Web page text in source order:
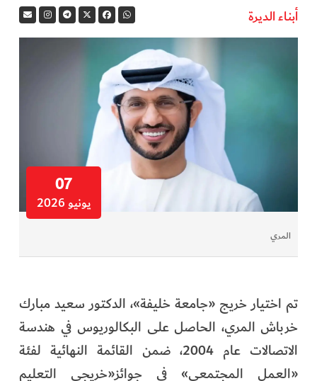
أبناء الديرة
07
يونيو 2026
المري
تم اختيار خريج «جامعة خليفة»، الدكتور سعيد مبارك
خرباش المري، الحاصل على البكالوريوس في هندسة
الاتصالات عام 2004، ضمن القائمة النهائية لفئة
«العمل المجتمعي» في جوائز«خريجي التعليم